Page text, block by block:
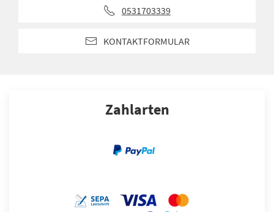
0531703339
KONTAKTFORMULAR
Zahlarten